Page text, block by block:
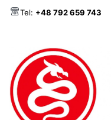
Tel: +48 792 659 743